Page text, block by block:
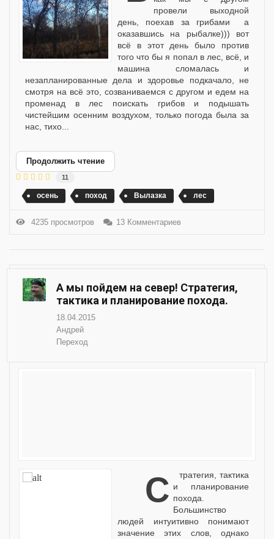
провели выходной
день, поехав за грибами а
оказавшись на рыбалке))) вот
всё в этот день было против
того что бы я попал в лес, всё, и
машина сломалась и
незапланированные дела и здоровье подкачало, не
смотря на всё это, созваниваемся с другом и едем на
променад в лес поискать грибов и подышать
чистейшим осенним воздухом, только погода была за
нас, тихо...
Продолжить чтение
11
осень поход Вылазка лес
4235 просмотров 13 Комментариев
А мы пойдем на север! Стратегия,
тактика и планирование похода.
18.04.2015
Андрей
Переход
Стратегия, тактика и планирование
похода.
Большинство
людей интуитивно понимают
значение этих слов, однако